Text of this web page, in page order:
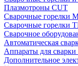
Плазмотроны CUT
Сварочные горелки
Сварочные горелки
Сварочное
Автоматическая
Аппараты для
Дополнительное